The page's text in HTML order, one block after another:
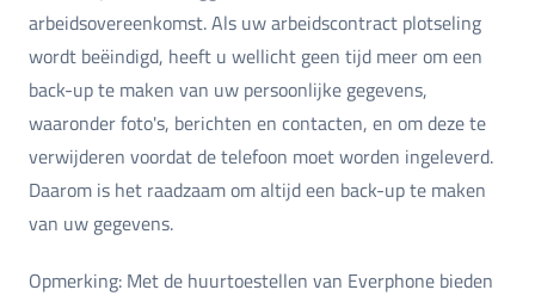
arbeidsovereenkomst. Als uw arbeidscontract plotseling
wordt beëindigd, heeft u wellicht geen tijd meer om een
back-up te maken van uw persoonlijke gegevens,
waaronder foto's, berichten en contacten, en om deze te
verwijderen voordat de telefoon moet worden ingeleverd.
Daarom is het raadzaam om altijd een back-up te maken
van uw gegevens.
Opmerking: Met de huurtoestellen van Everphone bieden